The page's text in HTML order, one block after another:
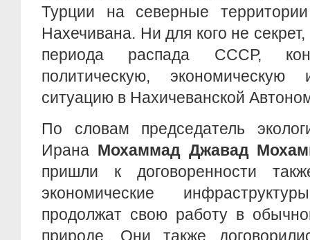
Турции на северные
Нахечивана. Ни для кого не
периода распада СССР,
политическую, экономическую
ситуацию в Нахичеванской
По словам председатель
Ирана Мохаммад Джавад
пришли к договоренности
экономические
продолжат свою работу в
природе. Они также